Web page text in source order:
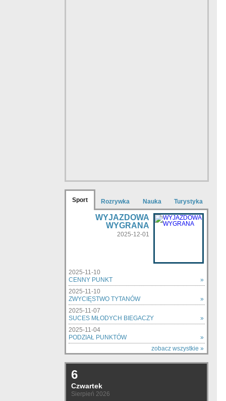
Sport Rozrywka Nauka Turystyka
WYJAZDOWA
WYGRANA
2025-12-01
2025-11-10
CENNY PUNKT
»
2025-11-10
ZWYCIĘSTWO TYTANÓW
»
2025-11-07
SUCES MŁODYCH BIEGACZY
»
2025-11-04
PODZIAŁ PUNKTÓW
»
zobacz wszystkie »
6
Czwartek
Sierpień 2026